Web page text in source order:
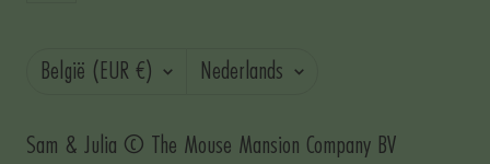
Land/regio
België (EUR €) Taal
Nederlands
Sam & Julia © The Mouse Mansion Company BV